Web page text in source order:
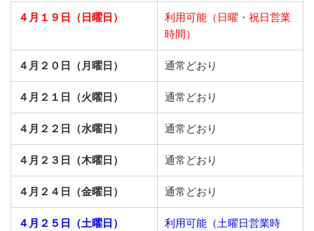
４月１９日（日曜日）
利用可能（日曜・祝日営業
時間）
４月２０日（月曜日） 通常どおり
４月２１日（火曜日） 通常どおり
４月２２日（水曜日） 通常どおり
４月２３日（木曜日） 通常どおり
４月２４日（金曜日） 通常どおり
４月２５日（土曜日）
利用可能（土曜日営業時